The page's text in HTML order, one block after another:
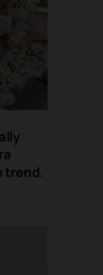
trend.